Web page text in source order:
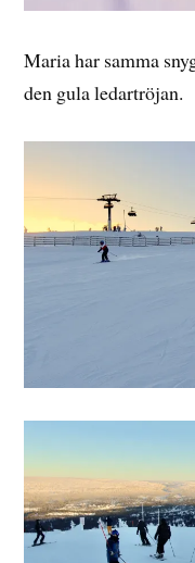
Maria har samma
den gula ledartröjan.